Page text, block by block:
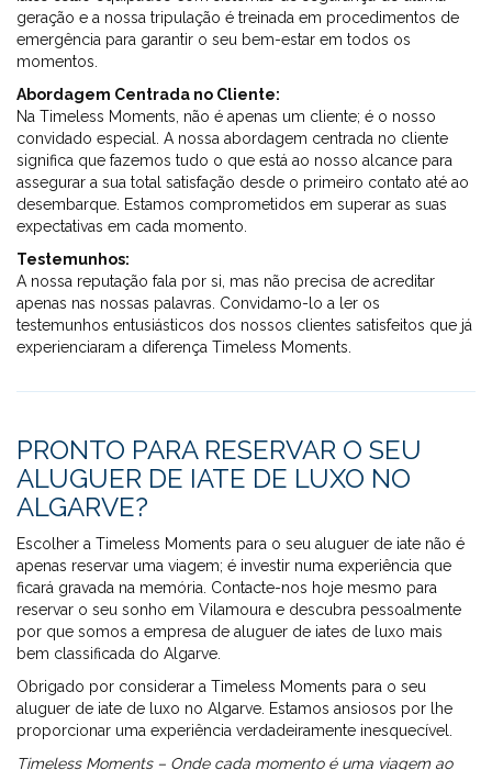
geração e a nossa tripulação é treinada em procedimentos de
emergência para garantir o seu bem-estar em todos os
momentos.
Abordagem Centrada no Cliente:
Na Timeless Moments, não é apenas um cliente; é o nosso
convidado especial. A nossa abordagem centrada no cliente
significa que fazemos tudo o que está ao nosso alcance para
assegurar a sua total satisfação desde o primeiro contato até ao
desembarque. Estamos comprometidos em superar as suas
expectativas em cada momento.
Testemunhos:
A nossa reputação fala por si, mas não precisa de acreditar
apenas nas nossas palavras. Convidamo-lo a ler os
testemunhos entusiásticos dos nossos clientes satisfeitos que já
experienciaram a diferença Timeless Moments.
PRONTO PARA RESERVAR O SEU
ALUGUER DE IATE DE LUXO NO
ALGARVE?
Escolher a Timeless Moments para o seu aluguer de iate não é
apenas reservar uma viagem; é investir numa experiência que
ficará gravada na memória. Contacte-nos hoje mesmo para
reservar o seu sonho em Vilamoura e descubra pessoalmente
por que somos a empresa de aluguer de iates de luxo mais
bem classificada do Algarve.
Obrigado por considerar a Timeless Moments para o seu
aluguer de iate de luxo no Algarve. Estamos ansiosos por lhe
proporcionar uma experiência verdadeiramente inesquecível.
Timeless Moments – Onde cada momento é uma viagem ao